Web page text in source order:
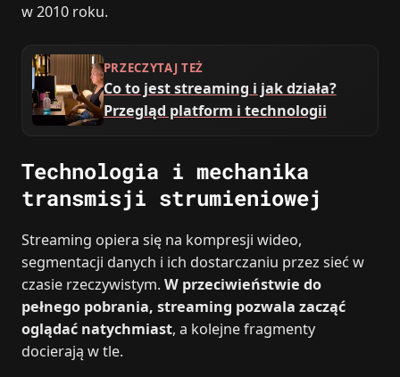
w 2010 roku.
PRZECZYTAJ TEŻ
Co to jest streaming i jak działa?
Przegląd platform i technologii
Technologia i mechanika
transmisji strumieniowej
Streaming opiera się na kompresji wideo,
segmentacji danych i ich dostarczaniu przez sieć w
czasie rzeczywistym. W przeciwieństwie do
pełnego pobrania, streaming pozwala zacząć
oglądać natychmiast, a kolejne fragmenty
docierają w tle.